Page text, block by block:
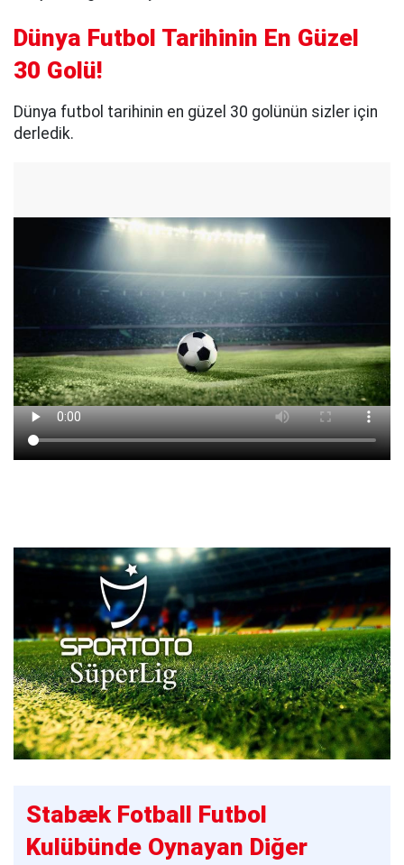
Dünya Futbol Tarihinin En Güzel
30 Golü!
Dünya futbol tarihinin en güzel 30 golünün sizler için
derledik.
Stabæk Fotball Futbol
Kulübünde Oynayan Diğer